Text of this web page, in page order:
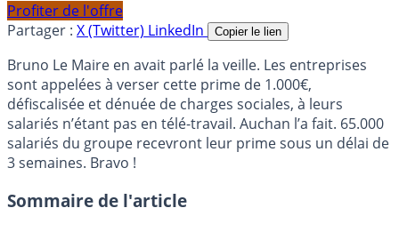
Profiter de l'offre
Partager : X (Twitter) LinkedIn Copier le lien
Bruno Le Maire en avait parlé la veille. Les entreprises
sont appelées à verser cette prime de 1.000€,
défiscalisée et dénuée de charges sociales, à leurs
salariés n’étant pas en télé-travail. Auchan l’a fait. 65.000
salariés du groupe recevront leur prime sous un délai de
3 semaines. Bravo !
Sommaire de l'article